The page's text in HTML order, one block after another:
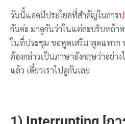
วันนี้แอดมีประโยคที่สำคัญในการ
กันค่ะ มาดูกันว่าในแต่ละบริบทถ้าห
ในที่ประชุม ขอพูดเสริม พูดแทรก
ต้องกล่าวเป็นภาษาอังกฤษว่าอย่า
แล้ว เดี๋ยวเราไปดูกันเลย